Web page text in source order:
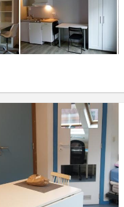
€
65 €
12 months
No
Info
€
12 months
No